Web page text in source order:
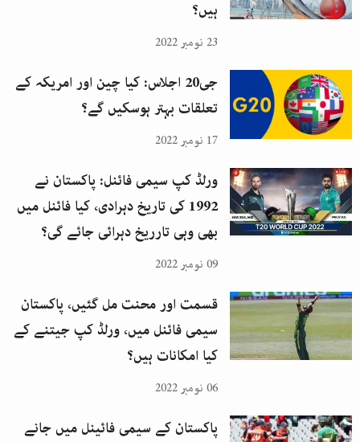
ہیں؟
23 نومبر 2022
جی20 اجلاس: کیا چین اور امریکہ کے
تعلقات بہتر ہوسکیں گے؟
17 نومبر 2022
ورلڈ کپ سیمی فائنل: پاکستان نے
1992 کی تاریخ دہرادی، کیا فائنل میں
بھی وہی تارریخ دہرائی جائے گی؟
09 نومبر 2022
قسمت اور محنت مل گئیں، پاکستان
سیمی فائنل میں، ورلڈ کپ جیتنے کے
کیا امکانات ہیں؟
06 نومبر 2022
پاکستان کے سیمی فائینل میں جانے